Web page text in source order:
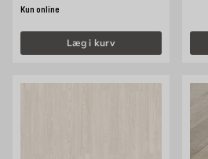
Kun online
Læg i kurv